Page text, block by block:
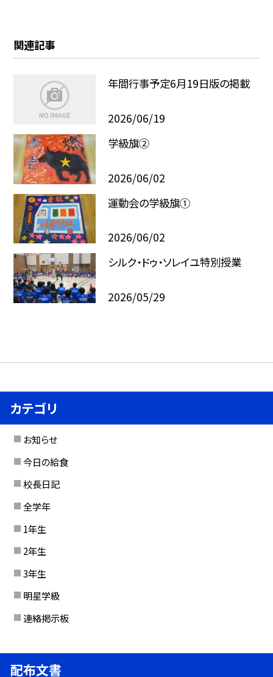
関連記事
年間行事予定6月19日版の掲載
2026/06/19
学級旗②
2026/06/02
運動会の学級旗①
2026/06/02
シルク・ドゥ・ソレイユ特別授業
2026/05/29
カテゴリ
お知らせ
今日の給食
校長日記
全学年
1年生
2年生
3年生
明星学級
連絡掲示板
配布文書